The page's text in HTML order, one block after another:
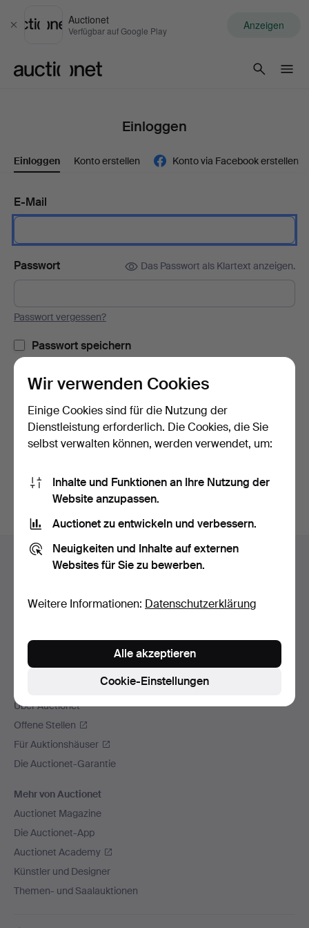
Schließen
Auctionet
Verfügbar auf Google Play Anzeigen
Einloggen
Einloggen Konto erstellen Konto via Facebook erstellen
E-Mail
Passwort Das Passwort als Klartext anzeigen.
Passwort vergessen?
Passwort speichern
Einloggen
oder hier via Facebook einloggen
Fußzeilen-
Navigation
Hilfe und Kontakt
Alle Auktionshäuser
Über Auctionet
Offene Stellen
Für Auktionshäuser
Die Auctionet-Garantie
Mehr von Auctionet
Auctionet Magazine
Die Auctionet-App
Auctionet Academy
Künstler und Designer
Themen- und Saalauktionen
Wir verwenden Cookies
Einige Cookies sind für die Nutzung der
Dienstleistung erforderlich. Die Cookies, die Sie
selbst verwalten können, werden verwendet, um:
Inhalte und Funktionen an Ihre Nutzung der
Website anzupassen.
Auctionet zu entwickeln und verbessern.
Neuigkeiten und Inhalte auf externen
Websites für Sie zu bewerben.
Weitere Informationen: Datenschutzerklärung
Cookie-Einstellungen
Alle akzeptieren